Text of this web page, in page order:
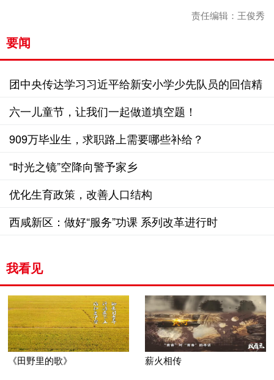
责任编辑：王俊秀
要闻
团中央传达学习习近平给新安小学少先队员的回信精
神
六一儿童节，让我们一起做道填空题！
909万毕业生，求职路上需要哪些补给？
“时光之镜”空降向警予家乡
优化生育政策，改善人口结构
西咸新区：做好“服务”功课 系列改革进行时
我看见
《田野里的歌》 薪火相传